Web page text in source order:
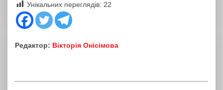
Унікальних переглядів: 22
Редактор: Вікторія Онісімова